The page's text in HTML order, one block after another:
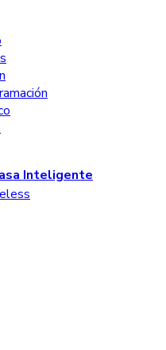
Inteligente